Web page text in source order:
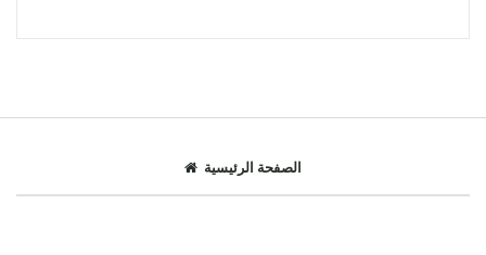
الصفحة الرئيسية